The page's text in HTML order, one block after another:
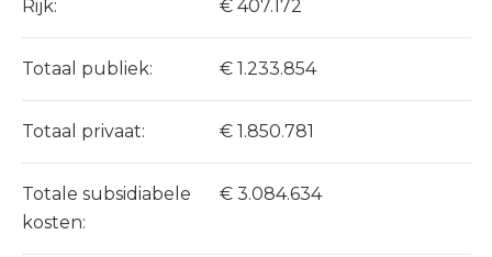
Rijk:
€ 407.172
Totaal publiek: € 1.233.854
Totaal privaat: € 1.850.781
Totale subsidiabele
kosten:
€ 3.084.634